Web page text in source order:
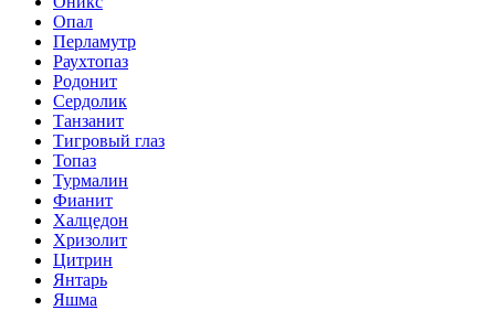
Опал
Перламутр
Раухтопаз
Родонит
Сердолик
Танзанит
Тигровый глаз
Топаз
Турмалин
Фианит
Халцедон
Хризолит
Цитрин
Янтарь
Яшма